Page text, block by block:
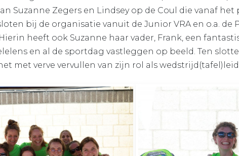
Suzanne Zegers en Lindsey op de Coul die vanaf
bij de organisatie vanuit de Junior VRA en o.a. de
heeft ook Suzanne haar vader, Frank, een
en al de sportdag vastleggen op beeld. Ten
met verve vervullen van zijn rol als